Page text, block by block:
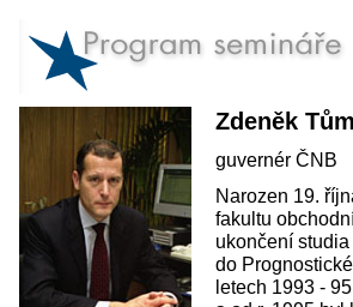
Zdeněk
guvernér ČNB
Narozen 19.
fakultu
ukončení
do
letech 1993 -